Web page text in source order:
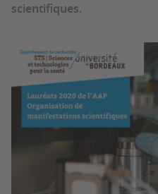
scientifiques.